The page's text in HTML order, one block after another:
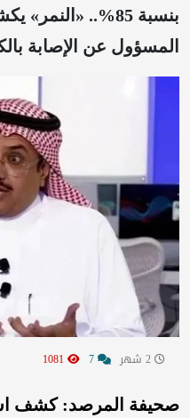
بنسبة 85%..
المسؤول عن الإصابة
صحيفة المرصد: كشف